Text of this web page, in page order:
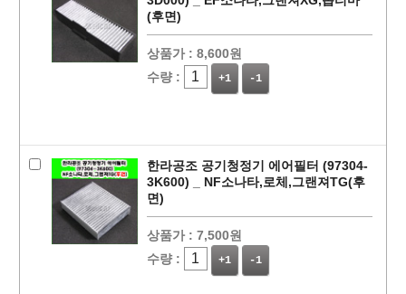
(후면)
상품가 : 8,600원
수량 :
+1 -1
한라공조 공기청정기 에어필터 (97304-
3K600) _ NF소나타,로체,그랜져TG(후
면)
상품가 : 7,500원
수량 :
+1 -1